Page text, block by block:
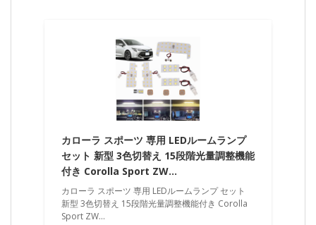
カローラ スポーツ 専用 LEDルームランプ
セット 新型 3色切替え 15段階光量調整機能
付き Corolla Sport ZW…
カローラ スポーツ 専用 LEDルームランプ セット
新型 3色切替え 15段階光量調整機能付き Corolla
Sport ZW…